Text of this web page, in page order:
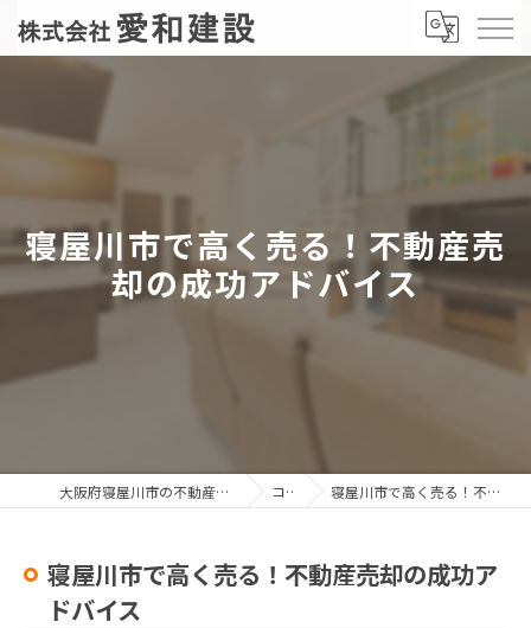
寝屋川市で高く売る！不動産売
却の成功アドバイス
大阪府寝屋川市の不動産売却なら株式会社愛和建設 コラム 寝屋川市で高く売る！不動産売却の成功アドバイス
寝屋川市で高く売る！不動産売却の成功ア
ドバイス